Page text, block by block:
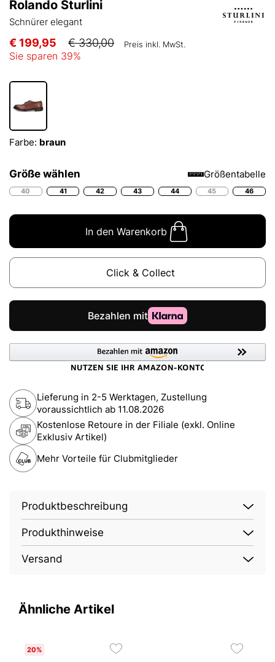
Rolando Sturlini
Schnürer elegant
€ 199,95 € 330,00 Preis inkl. MwSt.
Sie sparen 39%
Farbe: braun
Größe wählen Größentabelle
40 41 42 43 44 45 46
In den Warenkorb
Click & Collect
Lieferung in 2-5 Werktagen, Zustellung
voraussichtlich ab 11.08.2026
Kostenlose Retoure in der Filiale (exkl. Online
Exklusiv Artikel)
Mehr Vorteile für Clubmitglieder
Produktbeschreibung
Produkthinweise
Versand
Ähnliche Artikel
20%